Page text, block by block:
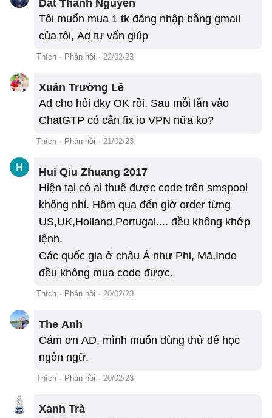
Dat Thanh Nguyen
Tôi muốn mua 1 tk đăng nhập bằng gmail
của tôi, Ad tư vấn giúp
Thích · Phản hồi · 22/02/23
Xuân Trường Lê
Ad cho hỏi đky OK rồi. Sau mỗi lần vào
ChatGTP có cần fix io VPN nữa ko?
Thích · Phản hồi · 21/02/23
Hui Qiu Zhuang 2017
Hiện tại có ai thuê được code trên smspool
không nhỉ. Hôm qua đến giờ order từng
US,UK,Holland,Portugal.... đều không khớp
lệnh.
Các quốc gia ở châu Á như Phi, Mã,Indo
đều không mua code được.
Thích · Phản hồi · 20/02/23
The Anh
Cám ơn AD, mình muốn dùng thử để học
ngôn ngữ.
Thích · Phản hồi · 20/02/23
Xanh Trà